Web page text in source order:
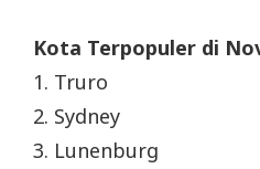
Kota Terpopuler di
1. Truro
2. Sydney
3. Lunenburg